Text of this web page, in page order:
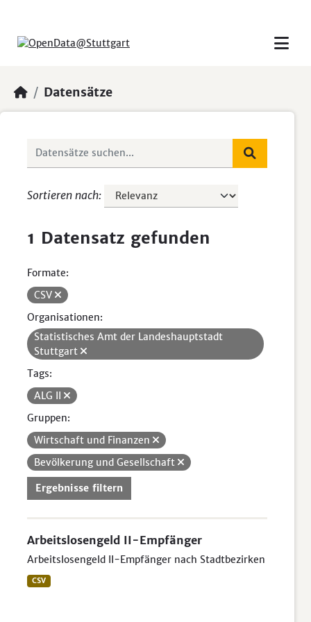
Datensätze
Sortieren nach
1 Datensatz gefunden
Formate:
CSV
Organisationen:
Statistisches Amt der Landeshauptstadt
Stuttgart
Tags:
ALG II
Gruppen:
Wirtschaft und Finanzen
Bevölkerung und Gesellschaft
Ergebnisse filtern
Arbeitslosengeld II-Empfänger
Arbeitslosengeld II-Empfänger nach Stadtbezirken
CSV